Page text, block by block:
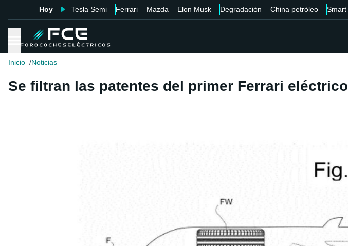
Hoy Tesla Semi Ferrari Mazda Elon Musk Degradación China petróleo Smart
Inicio Noticias
Se filtran las patentes del primer Ferrari eléctrico